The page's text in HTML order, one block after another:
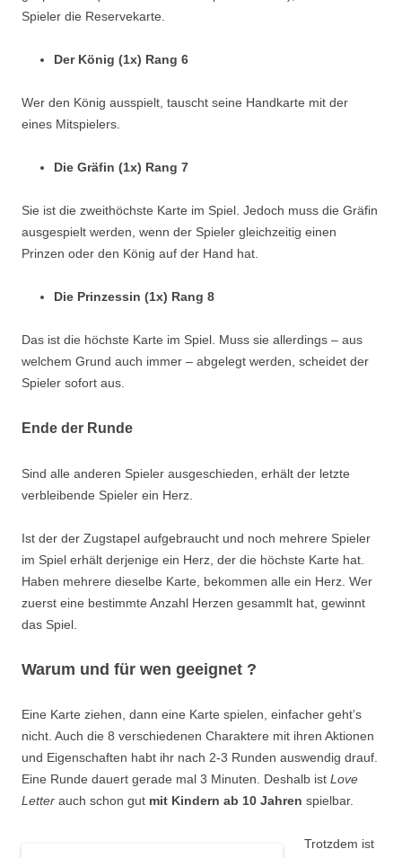
Spieler die Reservekarte.
Der König (1x) Rang 6
Wer den König ausspielt, tauscht seine Handkarte mit der
eines Mitspielers.
Die Gräfin (1x) Rang 7
Sie ist die zweithöchste Karte im Spiel. Jedoch muss die Gräfin
ausgespielt werden, wenn der Spieler gleichzeitig einen
Prinzen oder den König auf der Hand hat.
Die Prinzessin (1x) Rang 8
Das ist die höchste Karte im Spiel. Muss sie allerdings – aus
welchem Grund auch immer – abgelegt werden, scheidet der
Spieler sofort aus.
Ende der Runde
Sind alle anderen Spieler ausgeschieden, erhält der letzte
verbleibende Spieler ein Herz.
Ist der der Zugstapel aufgebraucht und noch mehrere Spieler
im Spiel erhält derjenige ein Herz, der die höchste Karte hat.
Haben mehrere dieselbe Karte, bekommen alle ein Herz. Wer
zuerst eine bestimmte Anzahl Herzen gesammlt hat, gewinnt
das Spiel.
Warum und für wen geeignet ?
Eine Karte ziehen, dann eine Karte spielen, einfacher geht’s
nicht. Auch die 8 verschiedenen Charaktere mit ihren Aktionen
und Eigenschaften habt ihr nach 2-3 Runden auswendig drauf.
Eine Runde dauert gerade mal 3 Minuten. Deshalb ist Love
Letter auch schon gut mit Kindern ab 10 Jahren spielbar.
Trotzdem ist